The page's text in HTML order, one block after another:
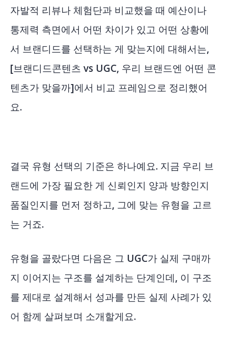
자발적 리뷰나 체험단과 비교했을 때 예산이나
통제력 측면에서 어떤 차이가 있고 어떤 상황에
서 브랜디드를 선택하는 게 맞는지에 대해서는,
[브랜디드콘텐츠 vs UGC, 우리 브랜드엔 어떤 콘
텐츠가 맞을까]에서 비교 프레임으로 정리했어
요.
결국 유형 선택의 기준은 하나예요. 지금 우리 브
랜드에 가장 필요한 게 신뢰인지 양과 방향인지
품질인지를 먼저 정하고, 그에 맞는 유형을 고르
는 거죠.
유형을 골랐다면 다음은 그 UGC가 실제 구매까
지 이어지는 구조를 설계하는 단계인데, 이 구조
를 제대로 설계해서 성과를 만든 실제 사례가 있
어 함께 살펴보며 소개할게요.